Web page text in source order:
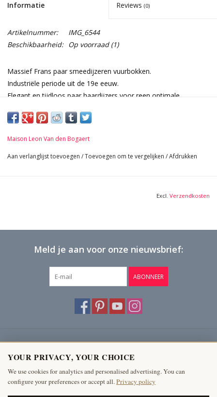
Informatie Reviews (0)
Artikelnummer:
IMG_6544
Beschikbaarheid: Op voorraad(1)
Massief Frans paar smeedijzeren vuurbokken.
Industriële periode uit de 19e eeuw.
Elegant en tijdloos paar haardijzers voor reen optimale
Afmetingen:
27 cm Breedte per stuk 10,63 Inch
40 cm Lengte 15,75 Inch
Maison Leon Van den Bogaert
Aan verlanglijst toevoegen /Toevoegen om te vergelijken /Afdrukken
Excl. Verzendkosten
Meld je aan voor onze nieuwsbrief:
ABONNEER
Producten
Mijn account
YOUR PRIVACY, YOUR CHOICE
We use cookies for analytics and personalised advertising. You can
configure your preferences or accept all.Privacy policy